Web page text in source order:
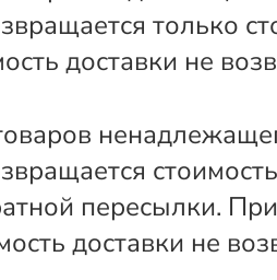
только
доставки не
пересылки.
доставки не